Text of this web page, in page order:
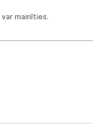
mainīties.